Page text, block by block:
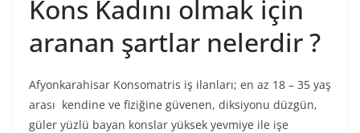
Kons Kadını olmak için
aranan şartlar nelerdir ?
Afyonkarahisar Konsomatris iş ilanları; en az 18 – 35 yaş
arası kendine ve fiziğine güvenen, diksiyonu düzgün,
güler yüzlü bayan konslar yüksek yevmiye ile işe